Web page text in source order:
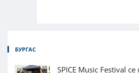
БУРГАС
SPICE Music Festival